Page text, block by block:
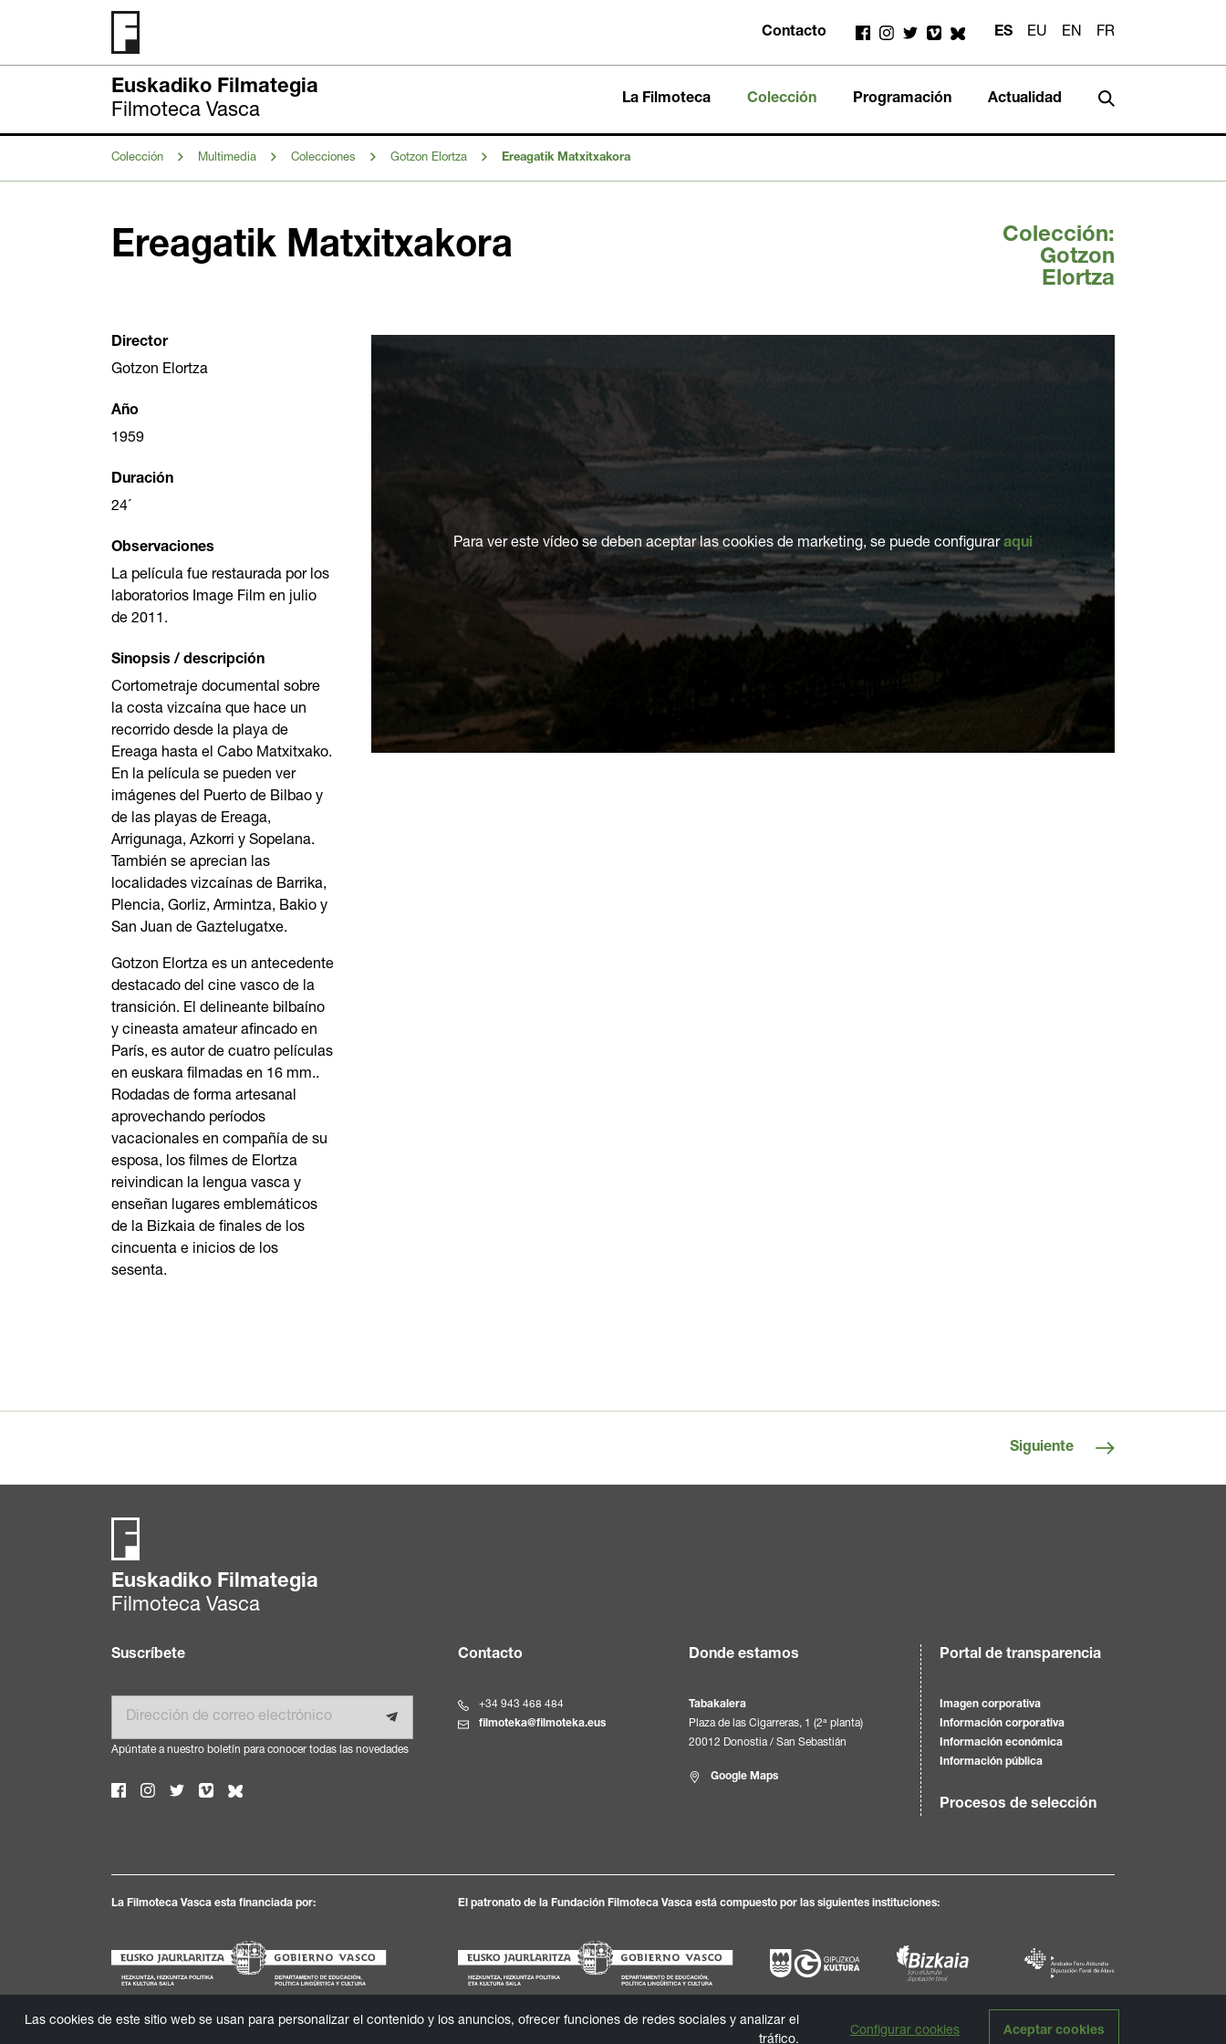
Contacto ES EU EN FR
Euskadiko Filmategia
Filmoteca Vasca
La Filmoteca Colección Programación Actualidad
Colección Multimedia Colecciones Gotzon Elortza Ereagatik Matxitxakora
Ereagatik Matxitxakora
Colección:
Gotzon
Elortza
Director
Gotzon Elortza
Año
1959
Duración
24´
Observaciones
La película fue restaurada por los
laboratorios Image Film en julio
de 2011.
Sinopsis / descripción
Cortometraje documental sobre
la costa vizcaína que hace un
recorrido desde la playa de
Ereaga hasta el Cabo Matxitxako.
En la película se pueden ver
imágenes del Puerto de Bilbao y
de las playas de Ereaga,
Arrigunaga, Azkorri y Sopelana.
También se aprecian las
localidades vizcaínas de Barrika,
Plencia, Gorliz, Armintza, Bakio y
San Juan de Gaztelugatxe.
Gotzon Elortza es un antecedente
destacado del cine vasco de la
transición. El delineante bilbaíno
y cineasta amateur afincado en
París, es autor de cuatro películas
en euskara filmadas en 16 mm..
Rodadas de forma artesanal
aprovechando períodos
vacacionales en compañía de su
esposa, los filmes de Elortza
reivindican la lengua vasca y
enseñan lugares emblemáticos
de la Bizkaia de finales de los
cincuenta e inicios de los
sesenta.
Para ver este vídeo se deben aceptar las cookies de marketing, se puede configuraraqui
Siguiente
Euskadiko Filmategia
Filmoteca Vasca
Suscríbete
Apúntate a nuestro boletín para conocer todas las novedades
Contacto
+34 943 468 484
filmoteka@filmoteka.eus
Donde estamos
Tabakalera
Plaza de las Cigarreras, 1 (2ª planta)
20012 Donostia / San Sebastián
Google Maps
Portal de transparencia
Imagen corporativa
Información corporativa
Información económica
Información pública
Procesos de selección
La Filmoteca Vasca esta financiada por: El patronato de la Fundación Filmoteca Vasca está compuesto por las siguientes instituciones:
Las cookies de este sitio web se usan para personalizar el contenido y los anuncios, ofrecer funciones de redes sociales y analizar el
tráfico.
Configurar cookies Aceptar cookies